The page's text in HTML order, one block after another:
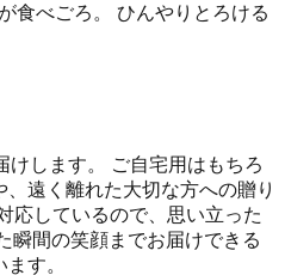
食べごろ。 ひんやりとろける
けします。 ご自宅用はもちろ
遠く離れた大切な方への贈り
応しているので、思い立った
瞬間の笑顔までお届けできる
す。